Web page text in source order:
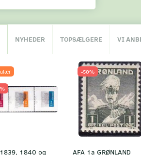
NYHEDER TOPSÆLGERE VI
1840 og
-50%
AFA 1a GRØNLAND